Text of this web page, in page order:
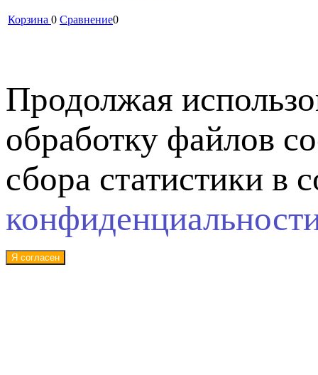
Корзина 0 Сравнение0
Продолжая
обработку файлов
сбора статистики в
Я согласен